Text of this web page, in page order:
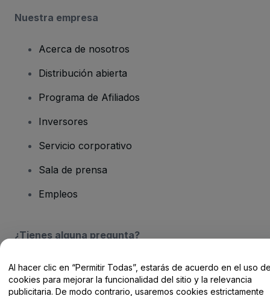
Nuestra empresa
Acerca de nosotros
Distribución abierta
Programa de Afiliados
Inversores
Servicio corporativo
Sala de prensa
Empleos
¿Tienes alguna pregunta?
Centro de Ayuda / Contacto
Al hacer clic en “Permitir Todas”, estarás de acuerdo en el uso
cookies para mejorar la funcionalidad del sitio y la relevancia
publicitaria. De modo contrario, usaremos cookies estrictamente